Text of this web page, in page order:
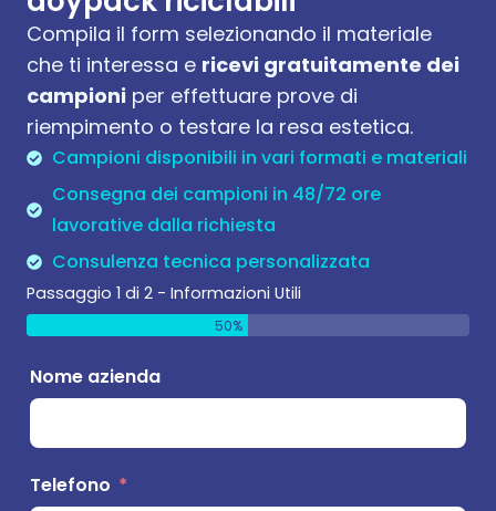
Compila il form selezionando il materiale
che ti interessa e ricevi gratuitamente dei
campioni per effettuare prove di
riempimento o testare la resa estetica.
Campioni disponibili in vari formati e materiali
Consegna dei campioni in 48/72 ore
lavorative dalla richiesta
Consulenza tecnica personalizzata
Passaggio 1 di 2 - Informazioni Utili
50%
Nome azienda
Telefono